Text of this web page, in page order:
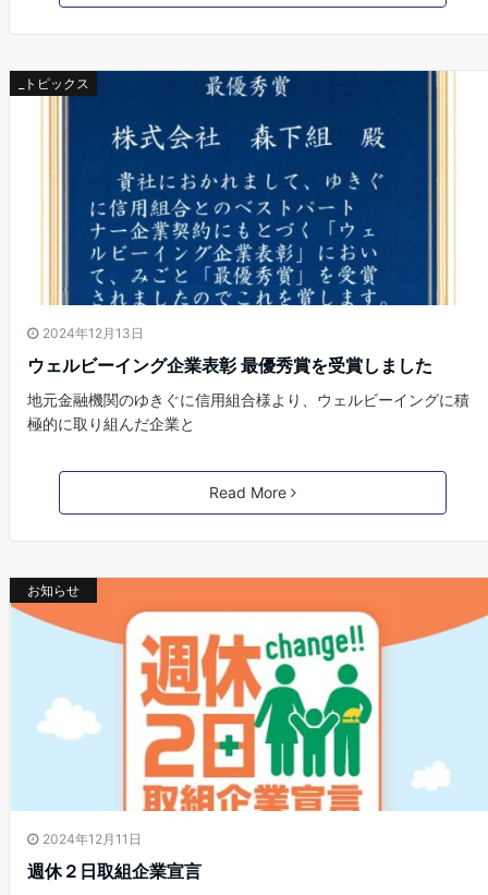
_トピックス
2024年12月13日
ウェルビーイング企業表彰 最優秀賞を受賞しました
地元金融機関のゆきぐに信用組合様より、ウェルビーイングに積
極的に取り組んだ企業と
Read More
お知らせ
2024年12月11日
週休２日取組企業宣言